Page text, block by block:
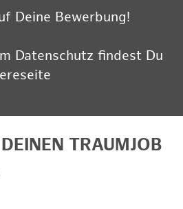
Deine Bewerbung!
Datenschutz findest Du
TRAUMJOB